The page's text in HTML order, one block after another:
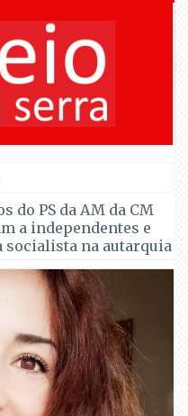
rede de furtos de cobre; qua
do PS da AM da CM
a independentes e
socialista na autarquia